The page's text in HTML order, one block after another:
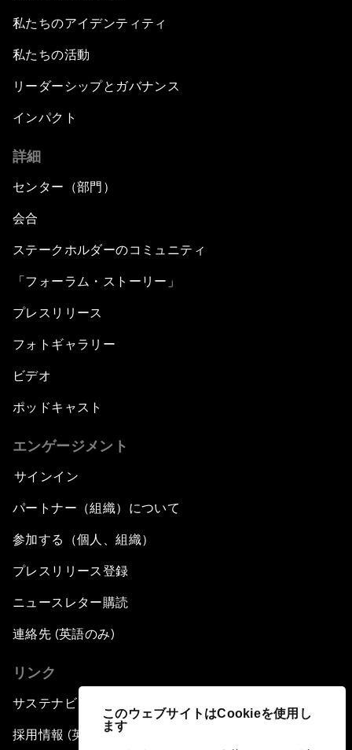
このウェブサイトはCookieを使用し
ます
私たちのアイデンティティ
私たちの活動
リーダーシップとガバナンス
インパクト
詳細
センター（部門）
会合
ステークホルダーのコミュニティ
「フォーラム・ストーリー」
プレスリリース
フォトギャラリー
ビデオ
ポッドキャスト
エンゲージメント
サインイン
パートナー（組織）について
参加する（個人、組織）
プレスリリース登録
ニュースレター購読
連絡先 (英語のみ)
リンク
サステナビリティへの取り組み
採用情報 (英語のみ)